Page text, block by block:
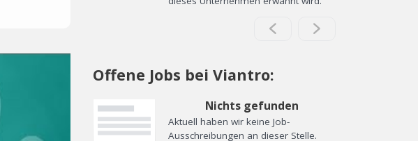
Offene Jobs bei Viantro:
Nichts gefunden
Aktuell haben wir keine Job-
Ausschreibungen an dieser Stelle.